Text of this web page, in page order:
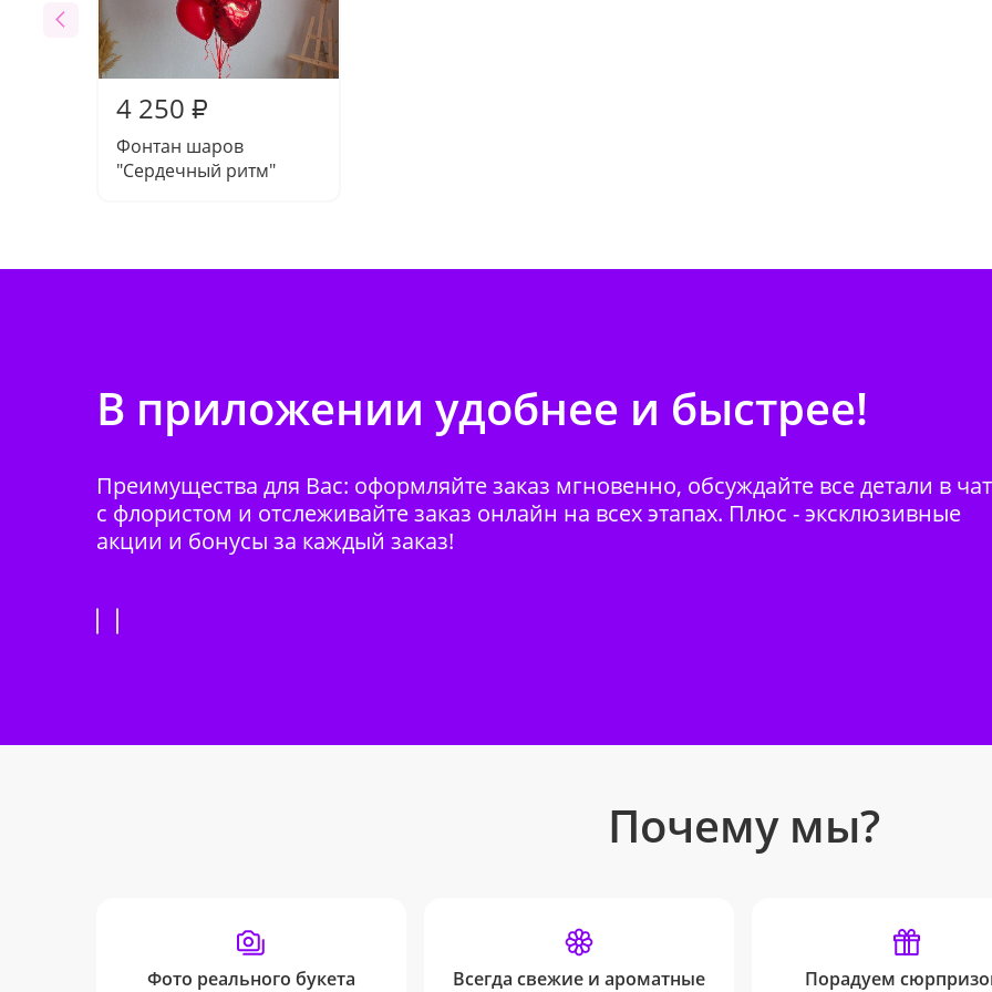
4 250 ₽
Фонтан шаров
"Сердечный ритм"
В приложении удобнее и быстрее!
Преимущества для Вас: оформляйте заказ мгновенно, обсуждайте все детали в
с флористом и отслеживайте заказ онлайн на всех этапах. Плюс - эксклюзивные
акции и бонусы за каждый заказ!
Почему мы?
Фото реального букета
Всегда свежие и ароматные
Порадуем